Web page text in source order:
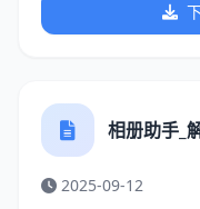
相册助手_
2025-09-12